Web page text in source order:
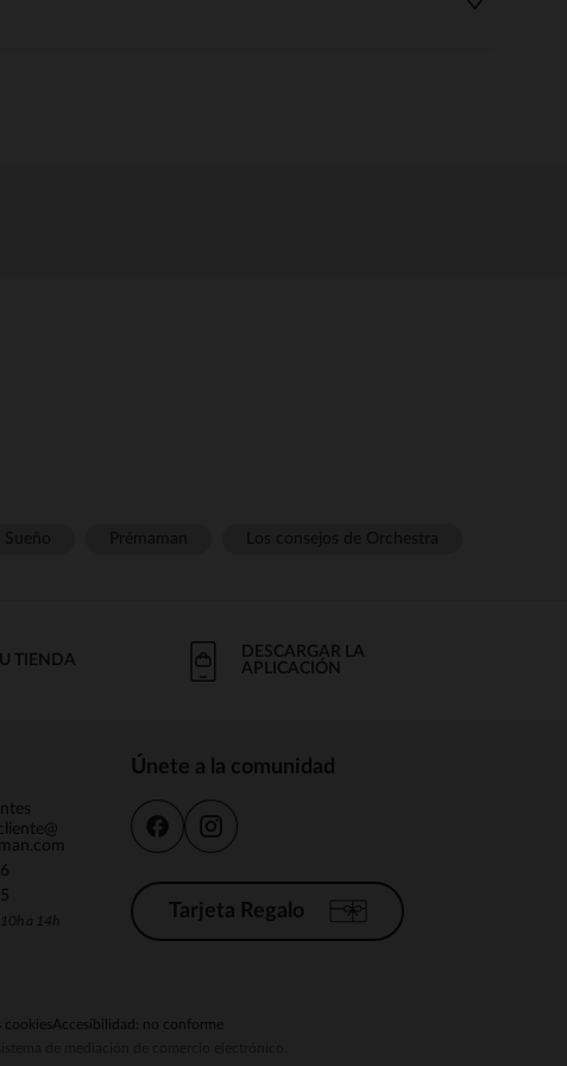
TIENDA
DESCARGAR LA
APLICACIÓN
a 14h
Únete a la comunidad
Tarjeta Regalo
cookiesAccesibilidad: no conforme